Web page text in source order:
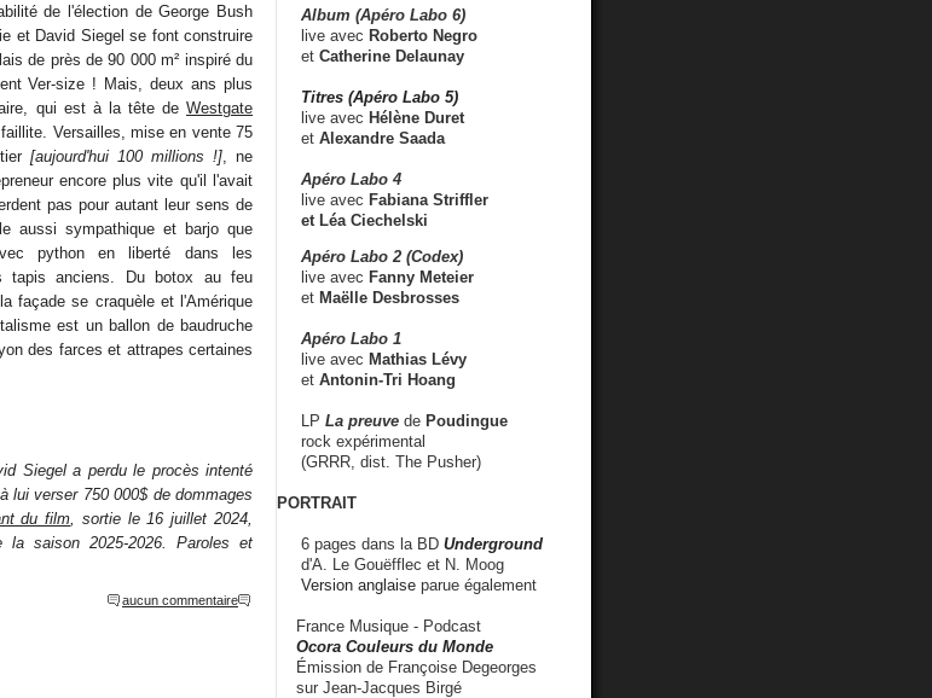
de l'élection de George Bush
et David Siegel se font construire
de près de 90 000 m² inspiré du
Ver-size ! Mais, deux ans plus
qui est à la tête de Westgate
Versailles, mise en vente 75
[aujourd'hui 100 millions !], ne
encore plus vite qu'il l'avait
pas pour autant leur sens de
aussi sympathique et barjo que
python en liberté dans les
tapis anciens. Du botox au feu
façade se craquèle et l'Amérique
est un ballon de baudruche
des farces et attrapes certaines
Siegel a perdu le procès intenté
lui verser 750 000$ de dommages
du film , sortie le 16 juillet 2024,
saison 2025-2026. Paroles et
aucun commentaire
Album (Apéro Labo 6)
live avec Roberto Negro
et Catherine Delaunay
Titres (Apéro Labo 5)
live avec Hélène Duret
et Alexandre Saada
Apéro Labo 4
live avec Fabiana Striffler
et Léa Ciechelski
Apéro Labo 2 (Codex)
live avec Fanny Meteier
et Maëlle Desbrosses
Apéro Labo 1
live avec Mathias Lévy
et Antonin-Tri Hoang
LP La preuve de Poudingue
rock expérimental
(GRRR, dist. The Pusher)
PORTRAIT
6 pages dans la BD Underground
d'A. Le Gouëfflec et N. Moog
Version anglaise parue également
France Musique - Podcast
Ocora Couleurs du Monde
Émission de Françoise Degeorges
sur Jean-Jacques Birgé